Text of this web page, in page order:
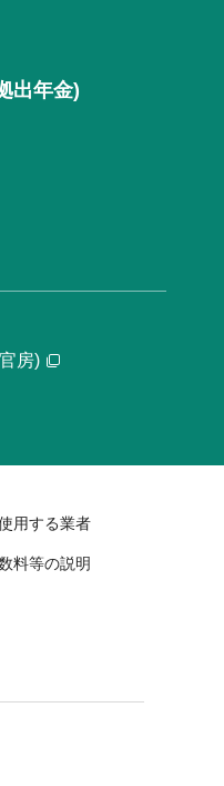
出年金)
房)
用する業者
料等の説明